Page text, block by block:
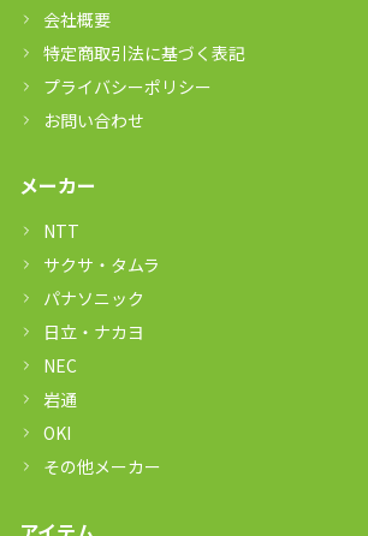
会社概要
特定商取引法に基づく表記
プライバシーポリシー
お問い合わせ
メーカー
NTT
サクサ・タムラ
パナソニック
日立・ナカヨ
NEC
岩通
OKI
その他メーカー